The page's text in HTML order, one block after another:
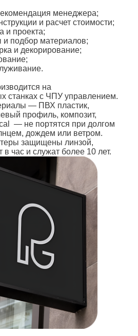
менеджера;
и расчет стоимости;
и проекта;
подбор материалов;
и декорирование;
на
станках с ЧПУ управлением.
— ПВХ пластик,
профиль, композит,
— не портятся при долгом
дождем или ветром.
защищены линзой,
в час и служат более 10 лет.